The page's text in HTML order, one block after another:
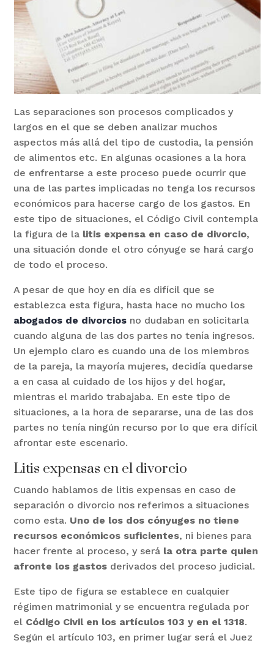
Las separaciones son procesos complicados y
largos en el que se deben analizar muchos
aspectos más allá del tipo de custodia, la pensión
de alimentos etc. En algunas ocasiones a la hora
de enfrentarse a este proceso puede ocurrir que
una de las partes implicadas no tenga los recursos
económicos para hacerse cargo de los gastos. En
este tipo de situaciones, el Código Civil contempla
la figura de la litis expensa en caso de divorcio,
una situación donde el otro cónyuge se hará cargo
de todo el proceso.
A pesar de que hoy en día es difícil que se
establezca esta figura, hasta hace no mucho los
abogados de divorcios no dudaban en solicitarla
cuando alguna de las dos partes no tenía ingresos.
Un ejemplo claro es cuando una de los miembros
de la pareja, la mayoría mujeres, decidía quedarse
a en casa al cuidado de los hijos y del hogar,
mientras el marido trabajaba. En este tipo de
situaciones, a la hora de separarse, una de las dos
partes no tenía ningún recurso por lo que era difícil
afrontar este escenario.
Litis expensas en el divorcio
Cuando hablamos de litis expensas en caso de
separación o divorcio nos referimos a situaciones
como esta. Uno de los dos cónyuges no tiene
recursos económicos suficientes, ni bienes para
hacer frente al proceso, y será la otra parte quien
afronte los gastos derivados del proceso judicial.
Este tipo de figura se establece en cualquier
régimen matrimonial y se encuentra regulada por
el Código Civil en los artículos 103 y en el 1318.
Según el artículo 103, en primer lugar será el Juez